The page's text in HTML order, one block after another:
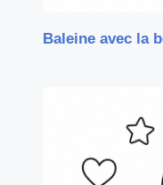
Baleine avec la